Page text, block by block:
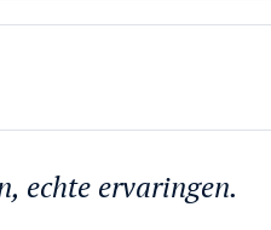
echte ervaringen.